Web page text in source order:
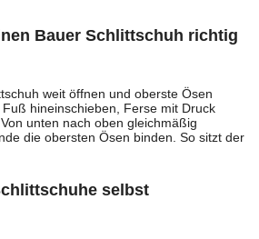
Bauer Schlittschuh richtig
weit öffnen und oberste Ösen
hineinschieben, Ferse mit Druck
unten nach oben gleichmäßig
die obersten Ösen binden. So sitzt der
selbst